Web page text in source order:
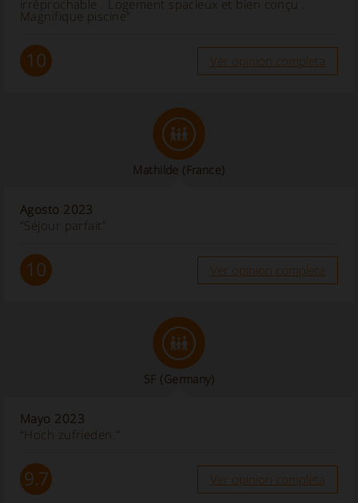
irréprochable . Logement spacieux et bien conçu .
Magnifique piscine”
10 Ver opinion completa
Mathilde (France)
Agosto 2023
“Séjour parfait”
10 Ver opinion completa
SF (Germany)
Mayo 2023
“Hoch zufrieden.”
9.7 Ver opinion completa